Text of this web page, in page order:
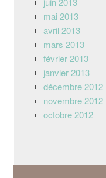
mai 2013
avril 2013
mars 2013
février 2013
janvier 2013
décembre 2012
novembre 2012
octobre 2012